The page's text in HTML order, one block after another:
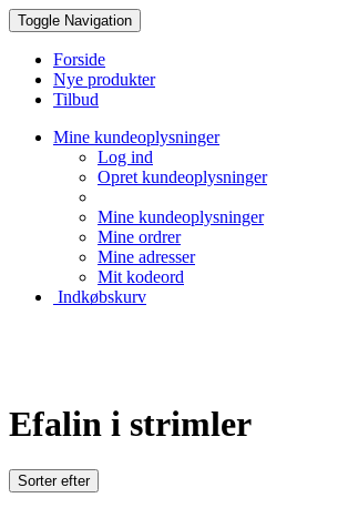
Toggle Navigation
Forside
Nye produkter
Tilbud
Mine kundeoplysninger
Log ind
Opret kundeoplysninger
Mine kundeoplysninger
Mine ordrer
Mine adresser
Mit kodeord
Indkøbskurv
Efalin i strimler
Sorter efter